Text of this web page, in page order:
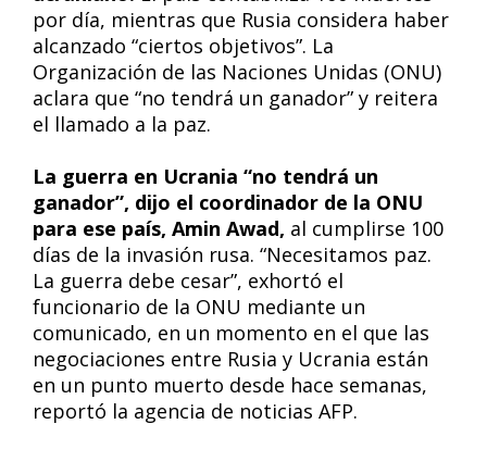
por día, mientras que Rusia considera haber
alcanzado “ciertos objetivos”. La
Organización de las Naciones Unidas (ONU)
aclara que “no tendrá un ganador” y reitera
el llamado a la paz.
La guerra en Ucrania “no tendrá un
ganador”, dijo el coordinador de la ONU
para ese país, Amin Awad, al cumplirse 100
días de la invasión rusa. “Necesitamos paz.
La guerra debe cesar”, exhortó el
funcionario de la ONU mediante un
comunicado, en un momento en el que las
negociaciones entre Rusia y Ucrania están
en un punto muerto desde hace semanas,
reportó la agencia de noticias AFP.